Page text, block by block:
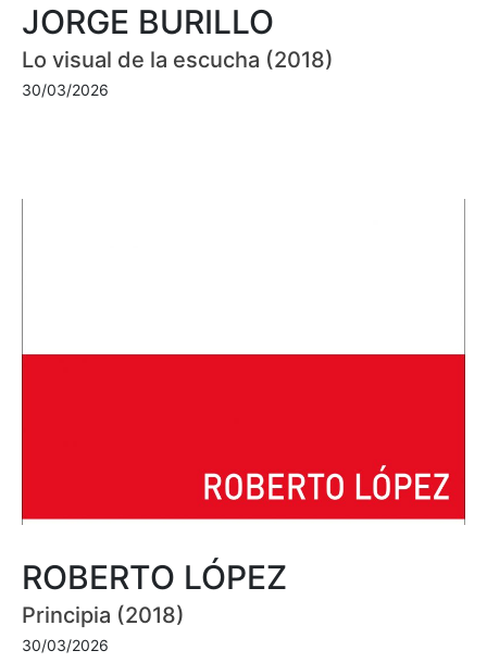
JORGE BURILLO
Lo visual de la escucha (2018)
30/03/2026
ROBERTO LÓPEZ
Principia (2018)
30/03/2026